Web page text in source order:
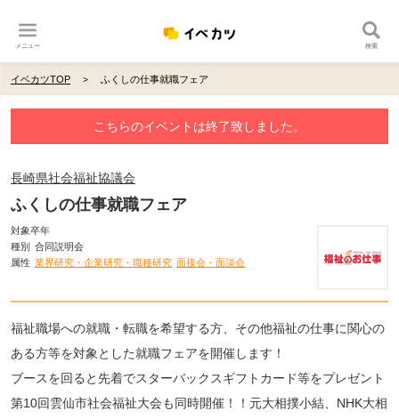
メニュー 検索
イベカツTOP ふくしの仕事就職フェア
こちらのイベントは終了致しました。
長崎県社会福祉協議会
ふくしの仕事就職フェア
対象卒年
種別 合同説明会
属性 業界研究・企業研究・職種研究 面接会・面談会
福祉職場への就職・転職を希望する方、その他福祉の仕事に関心の
ある方等を対象とした就職フェアを開催します！
ブースを回ると先着でスターバックスギフトカード等をプレゼント
第10回雲仙市社会福祉大会も同時開催！！元大相撲小結、NHK大相